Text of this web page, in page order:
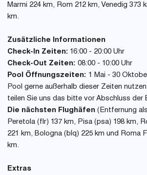
Marmi 224 km, Rom 212 km, Venedig 373
km.
Zusätzliche Informationen
Check-In Zeiten: 16:00 - 20:00 Uhr
Check-Out Zeiten: 08:00 - 10:00 Uhr
Pool Öffnungszeiten: 1 Mai - 30
Pool gerne außerhalb dieser Zeiten
teilen Sie uns das bitte vor Abschluss der
Die nächsten Flughäfen (Entfernung
Peretola (flr) 137 km, Pisa (psa) 198 km,
221 km, Bologna (blq) 225 km und Roma
km.
Extras